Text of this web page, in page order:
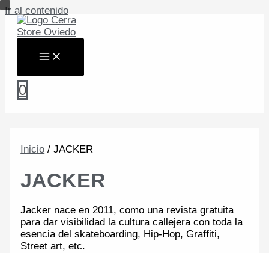
Ir al contenido
0
Inicio / JACKER
JACKER
Jacker nace en 2011, como una revista gratuita
para dar visibilidad la cultura callejera con toda la
esencia del skateboarding, Hip-Hop, Graffiti,
Street art, etc.